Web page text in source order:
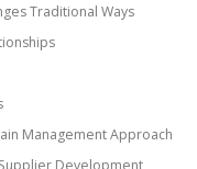
Traditional Ways
Management Approach
Development